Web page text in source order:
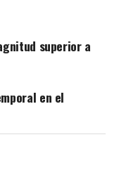
superior a
en el